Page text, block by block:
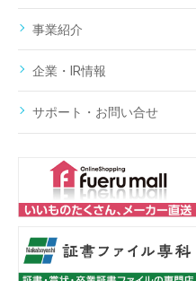
事業紹介
企業・IR情報
サポート・お問い合せ